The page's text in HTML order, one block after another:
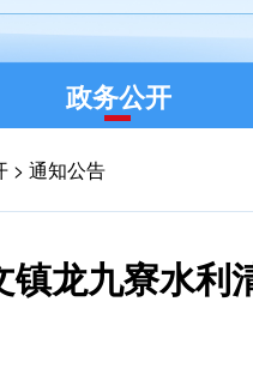
政务公开
> 通知公告
龙九寮水利